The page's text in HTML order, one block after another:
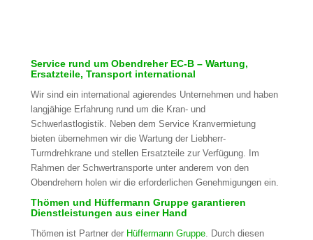
Service rund um Obendreher EC-B – Wartung,
Ersatzteile, Transport international
Wir sind ein international agierendes Unternehmen und haben
langjähige Erfahrung rund um die Kran- und
Schwerlastlogistik. Neben dem Service Kranvermietung
bieten übernehmen wir die Wartung der Liebherr-
Turmdrehkrane und stellen Ersatzteile zur Verfügung. Im
Rahmen der Schwertransporte unter anderem von den
Obendrehern holen wir die erforderlichen Genehmigungen ein.
Thömen und Hüffermann Gruppe garantieren
Dienstleistungen aus einer Hand
Thömen ist Partner der Hüffermann Gruppe. Durch diesen